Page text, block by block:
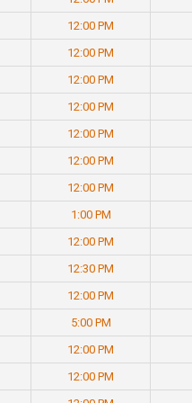
12:00 PM
12:00 PM
12:00 PM
12:00 PM
12:00 PM
12:00 PM
12:00 PM
1:00 PM
12:00 PM
12:30 PM
12:00 PM
5:00 PM
12:00 PM
12:00 PM